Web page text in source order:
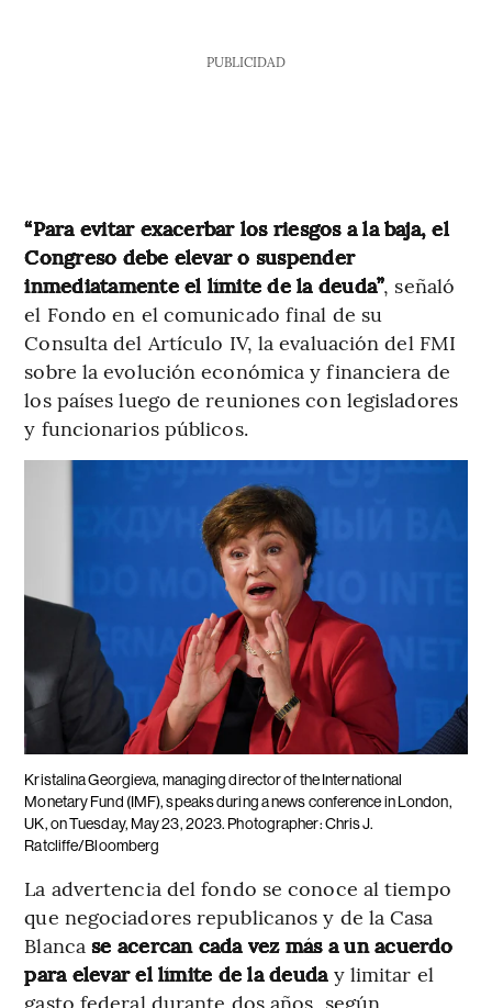
PUBLICIDAD
“Para evitar exacerbar los riesgos a la baja, el
Congreso debe elevar o suspender
inmediatamente el límite de la deuda”, señaló
el Fondo en el comunicado final de su
Consulta del Artículo IV, la evaluación del FMI
sobre la evolución económica y financiera de
los países luego de reuniones con legisladores
y funcionarios públicos.
Kristalina Georgieva, managing director of the International
Monetary Fund (IMF), speaks during a news conference in London,
UK, on Tuesday, May 23, 2023. Photographer: Chris J.
Ratcliffe/Bloomberg
La advertencia del fondo se conoce al tiempo
que negociadores republicanos y de la Casa
Blancase acercan cada vez más a un acuerdo
para elevar el límite de la deuda y limitar el
gasto federal durante dos años, según